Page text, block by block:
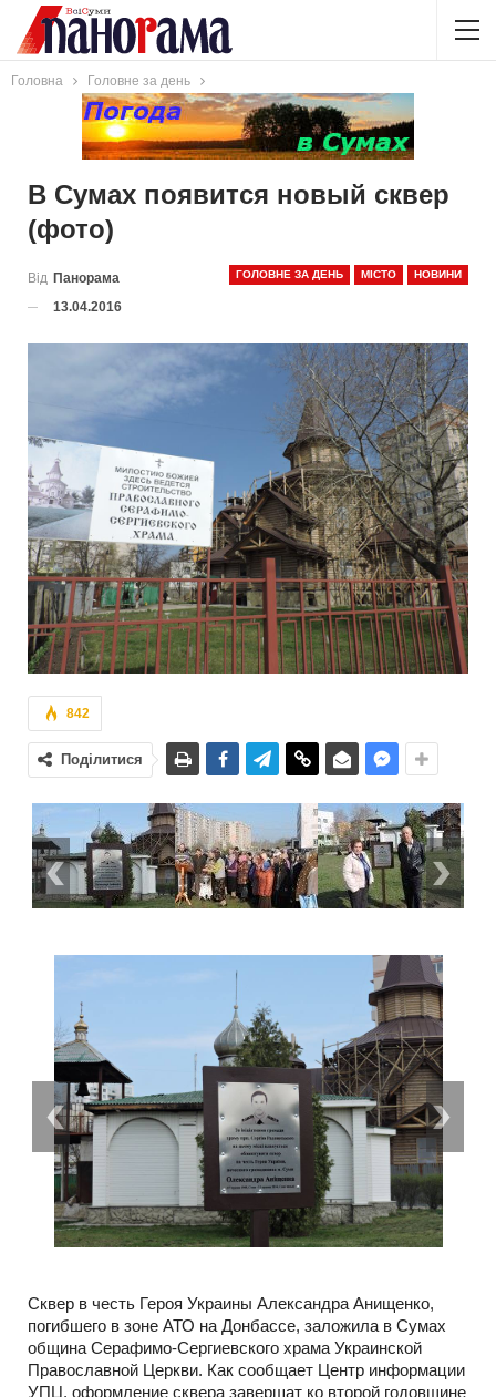
Головна Головне за день
В Сумах появится новый сквер
(фото)
ГОЛОВНЕ ЗА ДЕНЬ МІСТО НОВИНИ
Від Панорама
13.04.2016
842
Поділитися
Сквер в честь Героя Украины Александра Анищенко,
погибшего в зоне АТО на Донбассе, заложила в Сумах
община Серафимо-Сергиевского храма Украинской
Православной Церкви. Как сообщает Центр информации
УПЦ, оформление сквера завершат ко второй годовщине